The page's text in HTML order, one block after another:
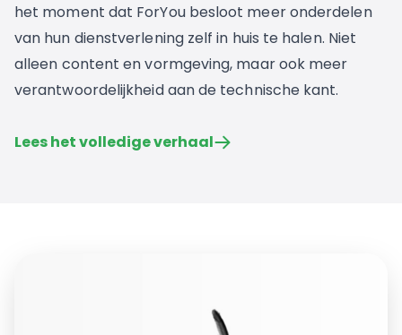
het moment dat ForYou besloot meer onderdelen
van hun dienstverlening zelf in huis te halen. Niet
alleen content en vormgeving, maar ook meer
verantwoordelijkheid aan de technische kant.
Lees het volledige verhaal